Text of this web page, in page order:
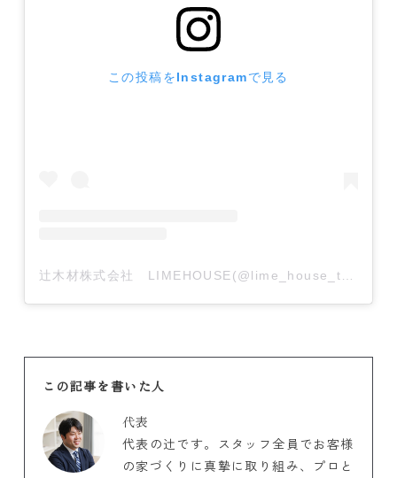
この投稿をInstagramで見る
辻木材株式会社 LIMEHOUSE(@lime_house_tsujimokuzai)がシェアした投稿
この記事を書いた人
代表
代表の辻です。スタッフ全員でお客様
の家づくりに真摯に取り組み、プロと